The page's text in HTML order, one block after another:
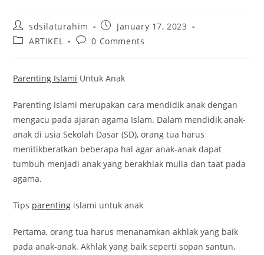
sdsilaturahim
January 17, 2023
ARTIKEL
0 Comments
Parenting Islami Untuk Anak
Parenting Islami merupakan cara mendidik anak dengan
mengacu pada ajaran agama Islam. Dalam mendidik anak-
anak di usia Sekolah Dasar (SD), orang tua harus
menitikberatkan beberapa hal agar anak-anak dapat
tumbuh menjadi anak yang berakhlak mulia dan taat pada
agama.
Tips parenting islami untuk anak
Pertama, orang tua harus menanamkan akhlak yang baik
pada anak-anak. Akhlak yang baik seperti sopan santun,